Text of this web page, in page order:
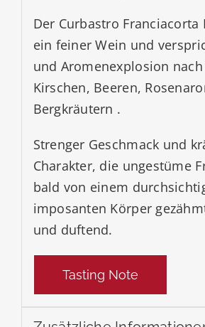
Der Curbastro Franciacorta
ein feiner Wein und
und Aromenexplosion
Kirschen, Beeren,
Bergkräutern .
Strenger Geschmack und
Charakter, die ungestüme
bald von einem
imposanten Körper
und duftend.
Tasting Note